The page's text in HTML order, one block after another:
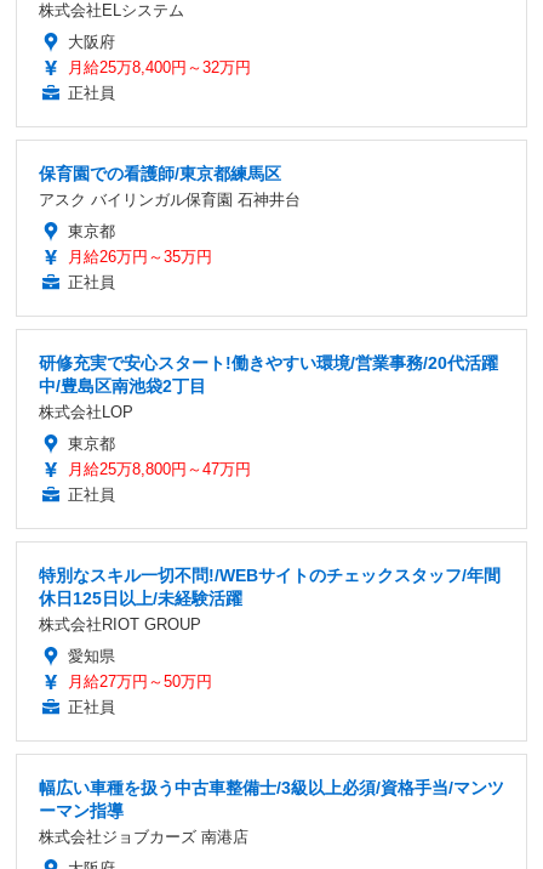
株式会社ELシステム
大阪府
月給25万8,400円～32万円
正社員
保育園での看護師/東京都練馬区
アスク バイリンガル保育園 石神井台
東京都
月給26万円～35万円
正社員
研修充実で安心スタート!働きやすい環境/営業事務/20代活躍
中/豊島区南池袋2丁目
株式会社LOP
東京都
月給25万8,800円～47万円
正社員
特別なスキル一切不問!/WEBサイトのチェックスタッフ/年間
休日125日以上/未経験活躍
株式会社RIOT GROUP
愛知県
月給27万円～50万円
正社員
幅広い車種を扱う中古車整備士/3級以上必須/資格手当/マンツ
ーマン指導
株式会社ジョブカーズ 南港店